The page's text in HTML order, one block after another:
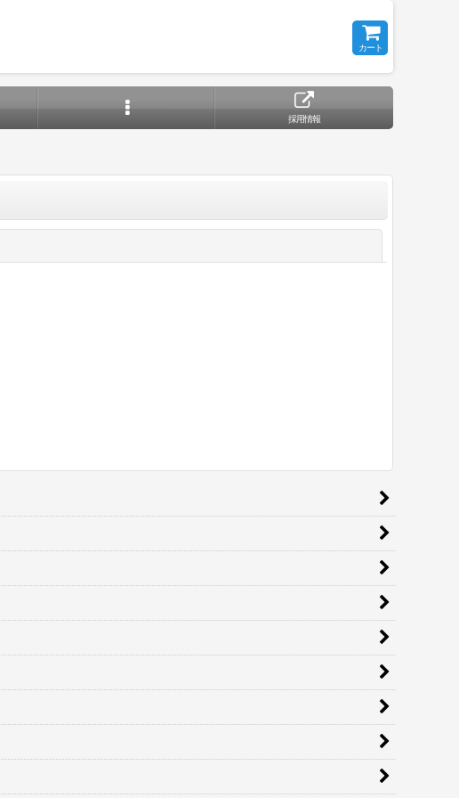
カート
採用情報